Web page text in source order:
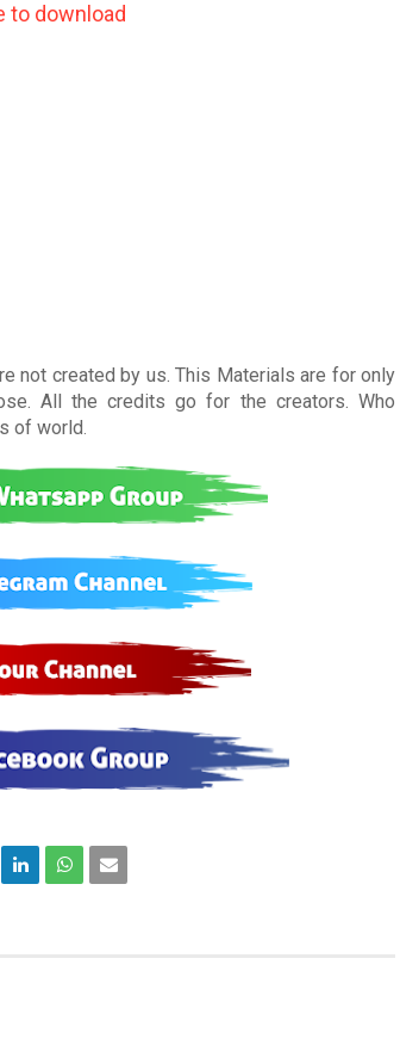
to download
not created by us. This Materials are for only
All the credits go for the creators. Who
of world